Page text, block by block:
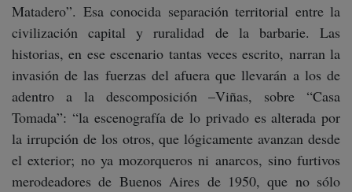
Matadero”. Esa conocida separación territorial entre la
civilización capital y ruralidad de la barbarie. Las
historias, en ese escenario tantas veces escrito, narran la
invasión de las fuerzas del afuera que llevarán a los de
adentro a la descomposición –Viñas, sobre “Casa
Tomada”: “la escenografía de lo privado es alterada por
la irrupción de los otros, que lógicamente avanzan desde
el exterior; no ya mozorqueros ni anarcos, sino furtivos
merodeadores de Buenos Aires de 1950, que no sólo